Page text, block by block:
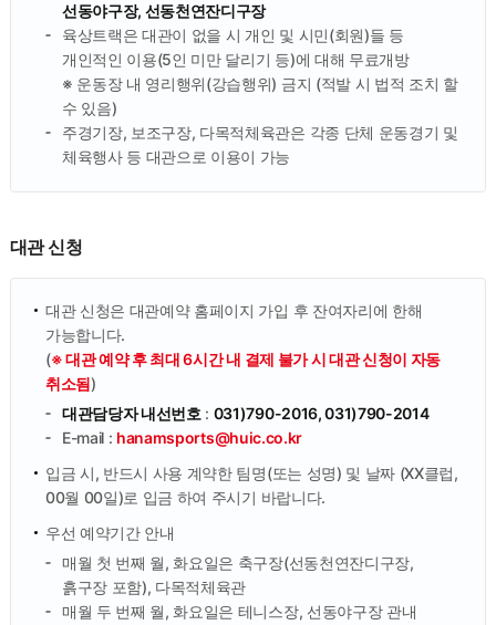
선동야구장, 선동천연잔디구장
육상트랙은 대관이 없을 시 개인 및 시민(회원)들 등
개인적인 이용(5인 미만 달리기 등)에 대해 무료개방
※ 운동장 내 영리행위(강습행위) 금지 (적발 시 법적 조치 할
수 있음)
주경기장, 보조구장, 다목적체육관은 각종 단체 운동경기 및
체육행사 등 대관으로 이용이 가능
대관 신청
대관 신청은 대관예약 홈페이지 가입 후 잔여자리에 한해
가능합니다.
(※ 대관 예약 후 최대 6시간 내 결제 불가 시 대관 신청이 자동
취소됨)
대관담당자 내선번호: 031)790-2016, 031)790-2014
E-mail : hanamsports@huic.co.kr
입금 시, 반드시 사용 계약한 팀명(또는 성명) 및 날짜 (XX클럽,
00월 00일)로 입금 하여 주시기 바랍니다.
우선 예약기간 안내
매월 첫 번째 월, 화요일은 축구장(선동천연잔디구장,
흙구장 포함), 다목적체육관
매월 두 번째 월, 화요일은 테니스장, 선동야구장 관내